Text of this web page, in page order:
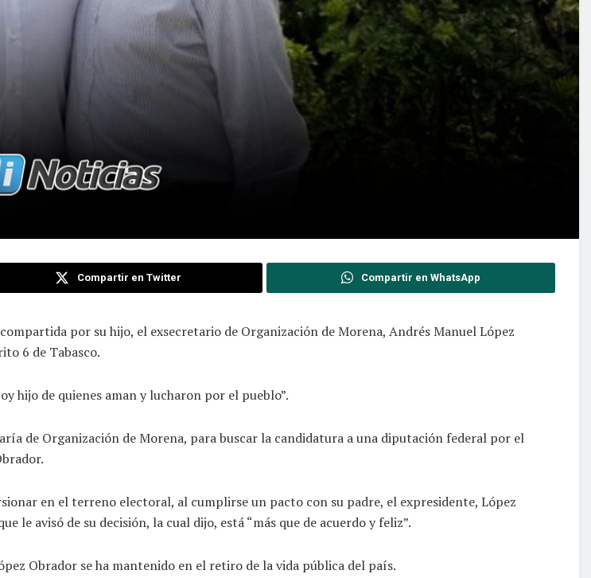
Compartir en Twitter Compartir en WhatsApp
por su hijo, el exsecretario de Organización de Morena, Andrés Manuel López
6 de Tabasco.
hijo de quienes aman y lucharon por el pueblo”.
de Organización de Morena, para buscar la candidatura a una diputación federal por el
en el terreno electoral, al cumplirse un pacto con su padre, el expresidente, López
avisó de su decisión, la cual dijo, está “más que de acuerdo y feliz”.
Obrador se ha mantenido en el retiro de la vida pública del país.